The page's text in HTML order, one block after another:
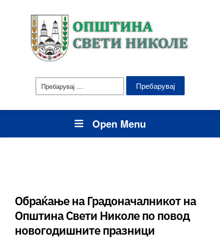
Пребарувај
за:
Open Menu
Обраќање на Градоначалникот на
Општина Свети Николе по повод
новогодишните празници